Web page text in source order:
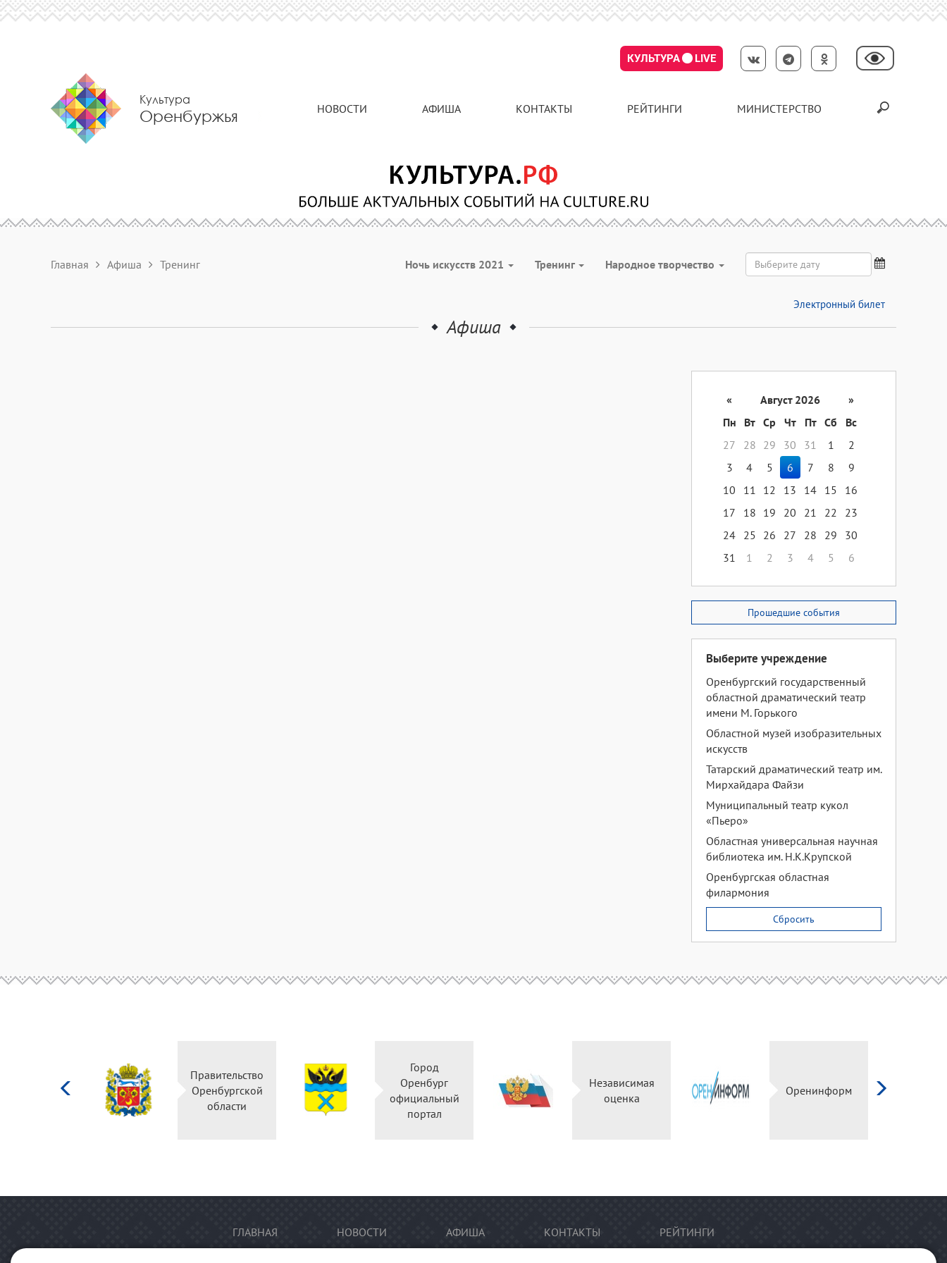
КУЛЬТУРА LIVE
Культура
Оренбуржья НОВОСТИ АФИША КОНТАКТЫ РЕЙТИНГИ МИНИСТЕРСТВО
Главная Афиша Тренинг Ночь искусств 2021 Тренинг Народное творчество
Электронный билет
Афиша
« Август 2026
»
Пн
Вт Ср Чт Пт Сб
Вс
27
28 29 30 31 1
2
3
4 5 6 7 8
9
10
11 12 13 14 15
16
17
18 19 20 21 22
23
24 25 26 27 28 29
30
31
1 2 3 4 5 6
Прошедшие события
Выберите учреждение
Оренбургский государственный
областной драматический театр
имени М. Горького
Областной музей изобразительных
искусств
Татарский драматический театр им.
Мирхайдара Файзи
Муниципальный театр кукол
«Пьеро»
Областная универсальная научная
библиотека им. Н.К.Крупской
Оренбургская областная
филармония
Сбросить
Правительство
Оренбургской
области
Город
Оренбург
официальный
портал
Независимая
оценка
Оренинформ
ГЛАВНАЯ НОВОСТИ АФИША КОНТАКТЫ РЕЙТИНГИ